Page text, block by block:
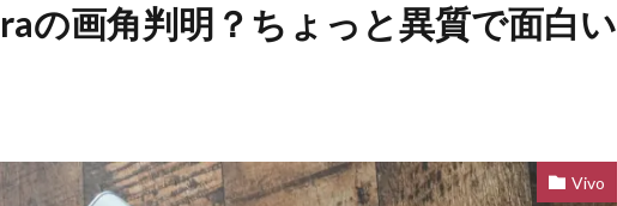
の画角判明？ちょっと異質で面白い
Vivo